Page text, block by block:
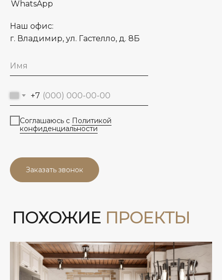
WhatsApp
+7
Соглашаюсь с Политикой
конфиденциальности
Заказать звонок
Наш офис:
г. Владимир, ул. Гастелло, д. 8Б